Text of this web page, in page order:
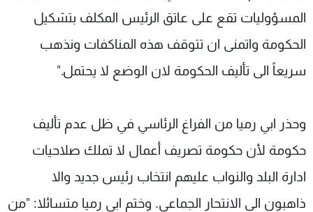
المسؤوليات تقع على عاتق الرئيس المكلف بتشكيل
الحكومة واتمنى ان تتوقف هذه المناكفات ونذهب
سريعاً الى تأليف الحكومة لان الوضع لا يحتمل."
وحذر ابي رميا من الفراغ الرئاسي في ظل عدم تأليف
حكومة لأن حكومة تصريف أعمال لا تملك صلاحيات
ادارة البلد والنواب عليهم انتخاب رئيس جديد والا
ذاهبون الى الانتحار الجماعي. وختم ابي رميا متسائلا: "من